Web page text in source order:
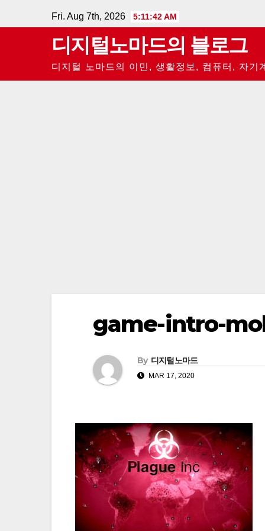
to
Fri. Aug 7th, 2026 5:11:43 AM
디지털노마드의 블로그
디지털 노마드의 이민, 생활정보, 컴퓨터, 자기
game-intro-
By 디지털노마드
MAR 17, 2020